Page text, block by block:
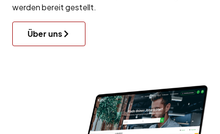
werden bereit gestellt.
Über uns